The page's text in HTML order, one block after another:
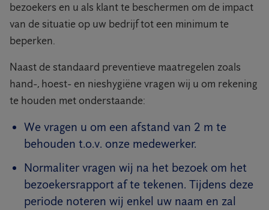
bezoekers en u als klant te beschermen om de impact
van de situatie op uw bedrijf tot een minimum te
beperken.
Naast de standaard preventieve maatregelen zoals
hand-, hoest- en nieshygiëne vragen wij u om rekening
te houden met onderstaande:
We vragen u om een afstand van 2 m te
behouden t.o.v. onze medewerker.
Normaliter vragen wij na het bezoek om het
bezoekersrapport af te tekenen. Tijdens deze
periode noteren wij enkel uw naam en zal